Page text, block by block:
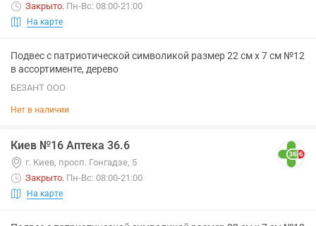
Закрыто. Пн-Вс: 08:00-21:00
На карте
Подвес с патриотической символикой размер 22 см х 7 см №12
в ассортименте, дерево
БЕЗАНТ ООО
Нет в наличии
Киев №16 Аптека 36.6
г. Киев, просп. Гонгадзе, 5
Закрыто. Пн-Вс: 08:00-21:00
На карте